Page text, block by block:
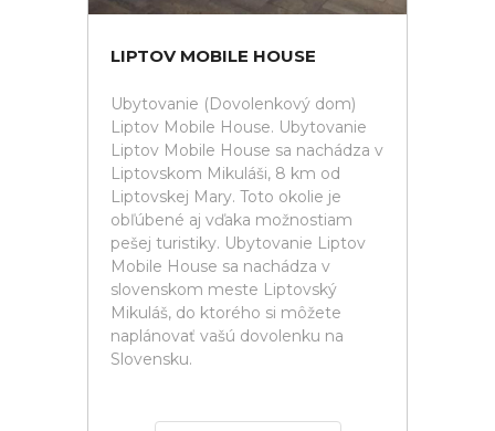
LIPTOV MOBILE HOUSE
Ubytovanie (Dovolenkový dom)
Liptov Mobile House. Ubytovanie
Liptov Mobile House sa nachádza v
Liptovskom Mikuláši, 8 km od
Liptovskej Mary. Toto okolie je
obľúbené aj vďaka možnostiam
pešej turistiky. Ubytovanie Liptov
Mobile House sa nachádza v
slovenskom meste Liptovský
Mikuláš, do ktorého si môžete
naplánovať vašú dovolenku na
Slovensku.